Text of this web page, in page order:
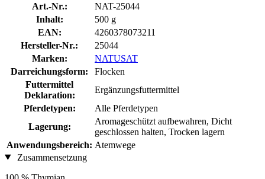
Art.-Nr.:
NAT-25044
Inhalt:
500 g
EAN:
4260378073211
Hersteller-Nr.:
25044
Marken:
NATUSAT
Darreichungsform:
Flocken
Futtermittel
Deklaration:
Ergänzungsfuttermittel
Pferdetypen:
Alle Pferdetypen
Lagerung:
Aromageschützt aufbewahren, Dicht
geschlossen halten, Trocken lagern
Anwendungsbereich: Atemwege
Zusammensetzung